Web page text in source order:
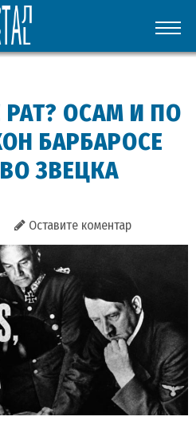
ОСАМ И ПО
БАРБАРОСЕ
ЗВЕЦКА
Оставите коментар